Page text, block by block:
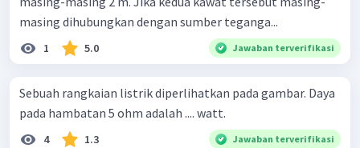
masing dihubungkan dengan sumber teganga...
1 5.0 Jawaban terverifikasi
Sebuah rangkaian listrik diperlihatkan pada gambar. Daya
pada hambatan 5 ohm adalah .... watt.
4 1.3 Jawaban terverifikasi